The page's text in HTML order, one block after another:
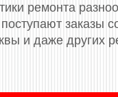
ремонта
заказы
и даже других